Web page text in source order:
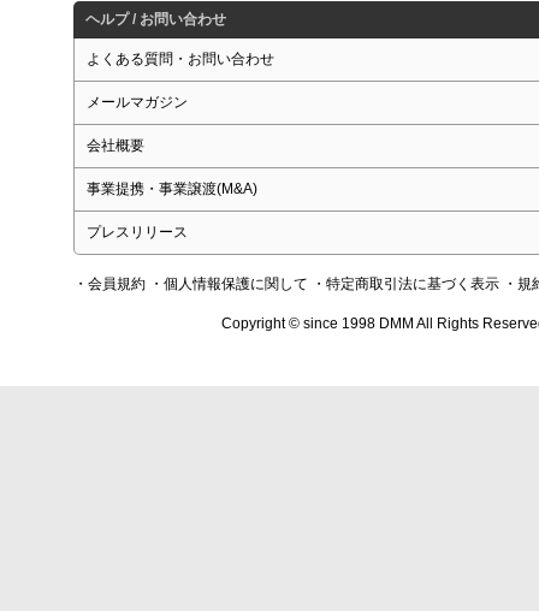
ヘルプ / お問い合わせ
よくある質問・お問い合わせ
メールマガジン
会社概要
事業提携・事業譲渡(M&A)
プレスリリース
・会員規約 ・個人情報保護に関して ・特定商取引法に基づく表示 ・規
Copyright © since 1998 DMM All Rights